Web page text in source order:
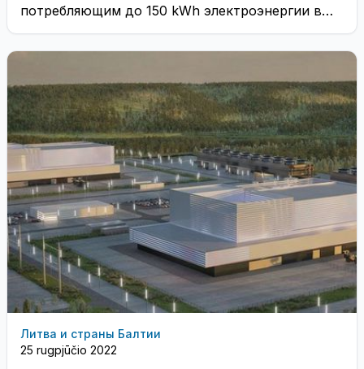
потребляющим до 150 kWh электроэнергии в
месяц"
Литва и страны Балтии
25 rugpjūčio 2022